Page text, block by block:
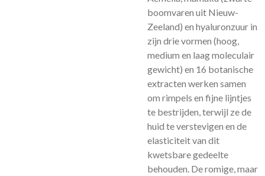
boomvaren uit Nieuw-
Zeeland) en hyaluronzuur in
zijn drie vormen (hoog,
medium en laag moleculair
gewicht) en 16 botanische
extracten werken samen
om rimpels en fijne lijntjes
te bestrijden, terwijl ze de
huid te verstevigen en de
elasticiteit van dit
kwetsbare gedeelte
behouden. De romige, maar